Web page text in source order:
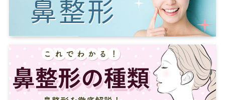
郡山
神奈川 横浜 川崎
藤沢 横須賀
石川 金沢
富山 富山市
兵庫 神戸 西宮
姫路
滋賀
鳥取
島根
徳島
長崎
佐賀